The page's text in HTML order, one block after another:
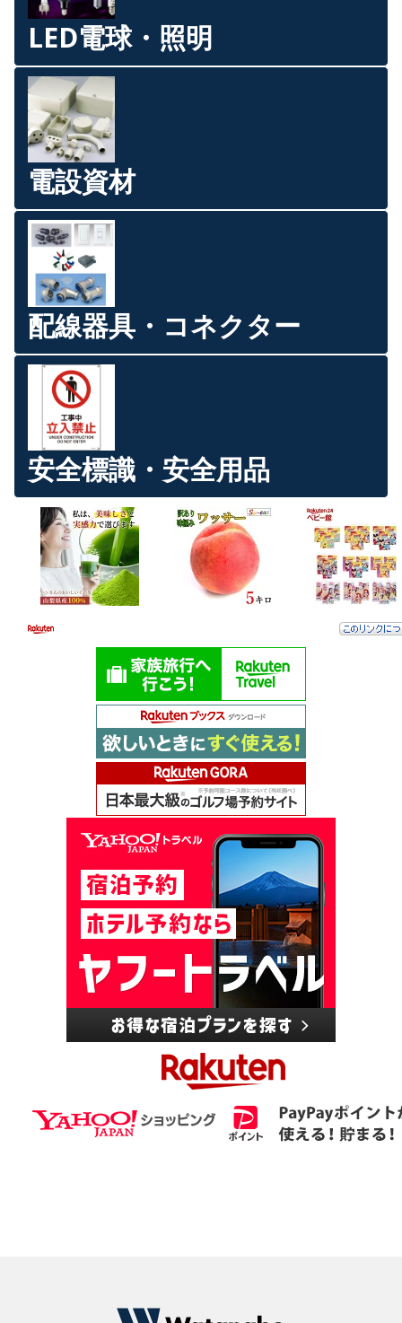
LED電球・照明
電設資材
配線器具・コネクター
安全標識・安全用品